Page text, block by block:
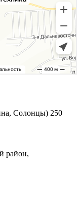
Солонцы) 250
район,